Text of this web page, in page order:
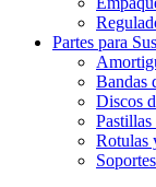
Partes para
Bandas
Discos
Rotulas
Soportes